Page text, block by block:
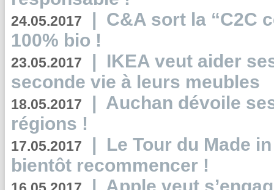
24.05.2017 | C&A sort la “C2C
100% bio !
23.05.2017 | IKEA veut aider
seconde vie à leurs meubles
18.05.2017 | Auchan dévoile
régions !
17.05.2017 | Le Tour du Made
bientôt recommencer !